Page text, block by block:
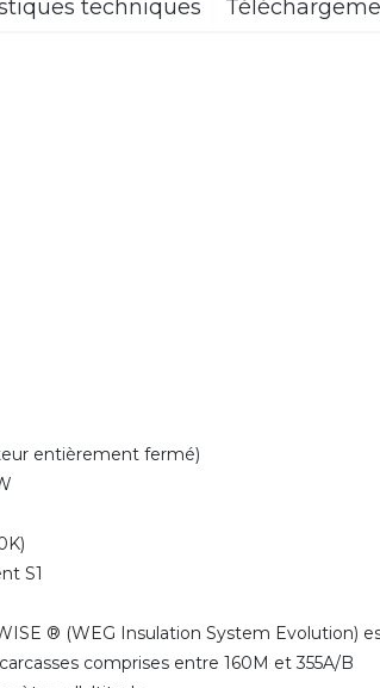
techniques
entièrement fermé)
S1
® (WEG Insulation System Evolution)
comprises entre 160M et 355A/B